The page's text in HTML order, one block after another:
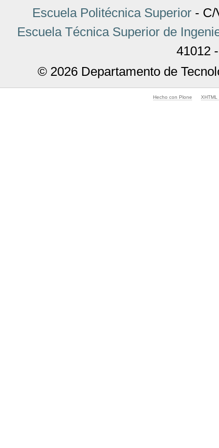
Escuela Politécnica Superior- C/
Escuela Técnica Superior de
41012
© 2026 Departamento de
Hecho con Plone XHTML